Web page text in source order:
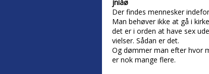
jniåø
Der findes mennesker
Man behøver ikke at gå i
det er i orden at have sex
vielser. Sådan er det.
Og dømmer man efter hvor
er nok mange flere.